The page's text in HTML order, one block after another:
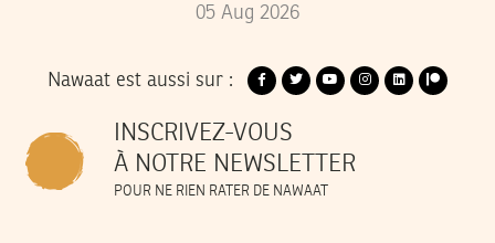
05 Aug 2026
Nawaat est aussi sur :
INSCRIVEZ-VOUS
À NOTRE NEWSLETTER
POUR NE RIEN RATER DE NAWAAT